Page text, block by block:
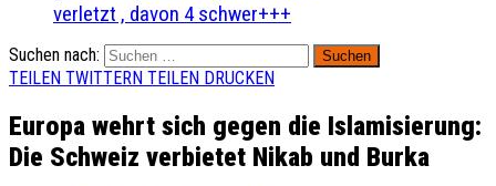
verletzt , davon 4 schwer+++
Suchen nach:
TEILEN TWITTERN TEILEN DRUCKEN
Europa wehrt sich gegen die Islamisierung:
Die Schweiz verbietet Nikab und Burka